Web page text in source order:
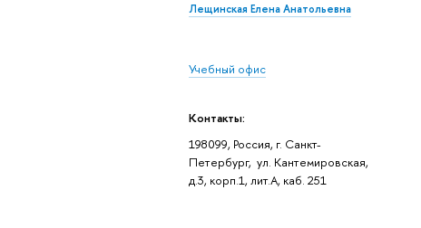
Лещинская Елена Анатольевна
Учебный офис
Контакты:
198099, Россия, г. Санкт-
Петербург, ул. Кантемировская,
д.3, корп.1, лит.А, каб. 251